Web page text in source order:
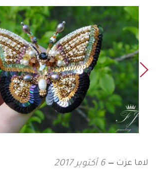
لاما عزت 6 أكتوبر 2017